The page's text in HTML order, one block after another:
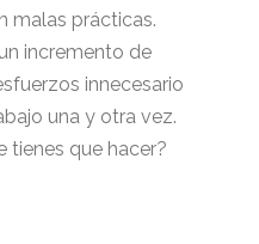
malas prácticas.
incremento de
innecesario
una y otra vez.
tienes que hacer?